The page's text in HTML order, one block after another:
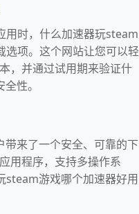
用时，什么加速器玩steam
选项。这个网站让您可以轻
，并通过试用期来验证什
性。
来了一个安全、可靠的下
用程序，支持多操作系
steam游戏哪个加速器好用